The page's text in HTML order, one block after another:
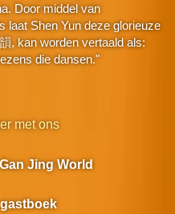
Door middel van
laat Shen Yun deze glorieuze
, kan worden vertaald als:
die dansen."
met ons
Jing World